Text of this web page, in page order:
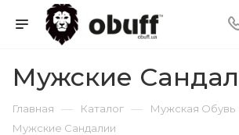
Мужские
Главная — Каталог — Мужская Обувь
Мужские Сандалии